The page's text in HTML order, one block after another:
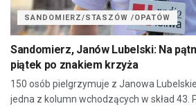
SANDOMIERZ/STASZÓW /OPATÓW
Sandomierz, Janów Lubelski: Na
piątek po znakiem krzyża
150 osób pielgrzymuje z Janowa
jedna z kolumn wchodzących w skład 43.